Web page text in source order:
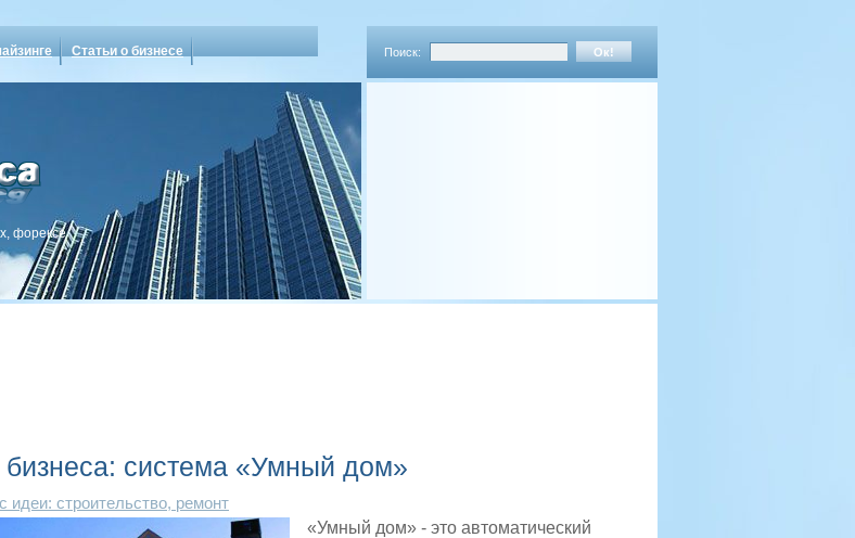
Статьи о бизнесе
Поиск:
форексе
система «Умный дом»
идеи: строительство, ремонт
«Умный дом» - это автоматический